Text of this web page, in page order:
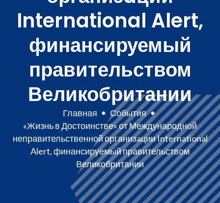
International Alert,
финансируемый
правительством
Великобритании
Главная
События
«Жизнь в Достоинстве» от Международной
неправительственной организaции International
Alert, финансируемый правительством
Великобритании